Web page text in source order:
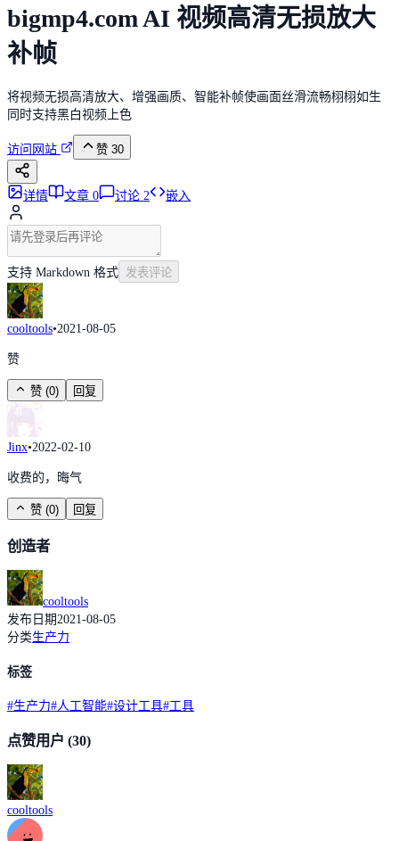
bigmp4.com AI 视频高清无损放大
补帧
将视频无损高清放大、增强画质、智能补帧使画面丝滑流畅栩栩如生
同时支持黑白视频上色
访问网站 赞 30
详情 文章 0 讨论 2 嵌入
支持 Markdown 格式 发表评论
cooltools•2021-08-05
赞
赞 (0) 回复
Jinx•2022-02-10
收费的，晦气
赞 (0) 回复
创造者
cooltools
发布日期2021-08-05
分类生产力
标签
#生产力#人工智能#设计工具#工具
点赞用户 (30)
cooltools